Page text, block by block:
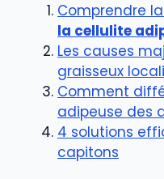
Comprendre la
la cellulite
Les causes
graisseux
Comment
adipeuse des
4 solutions
capitons